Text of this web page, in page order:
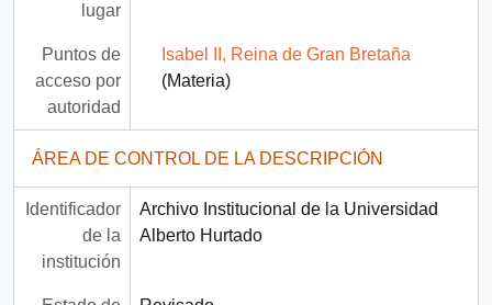
lugar
Puntos de
acceso por
autoridad
Isabel II, Reina de Gran Bretaña
(Materia)
ÁREA DE CONTROL DE LA DESCRIPCIÓN
Identificador
de la
institución
Archivo Institucional de la Universidad
Alberto Hurtado